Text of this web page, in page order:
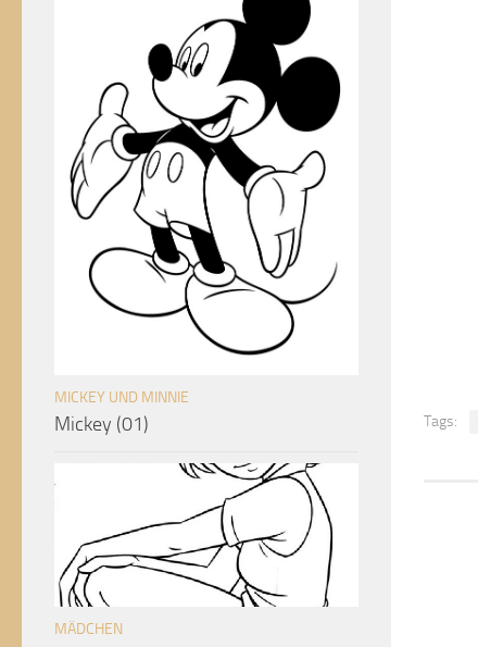
Tags:
MICKEY UND MINNIE
Mickey (01)
MÄDCHEN